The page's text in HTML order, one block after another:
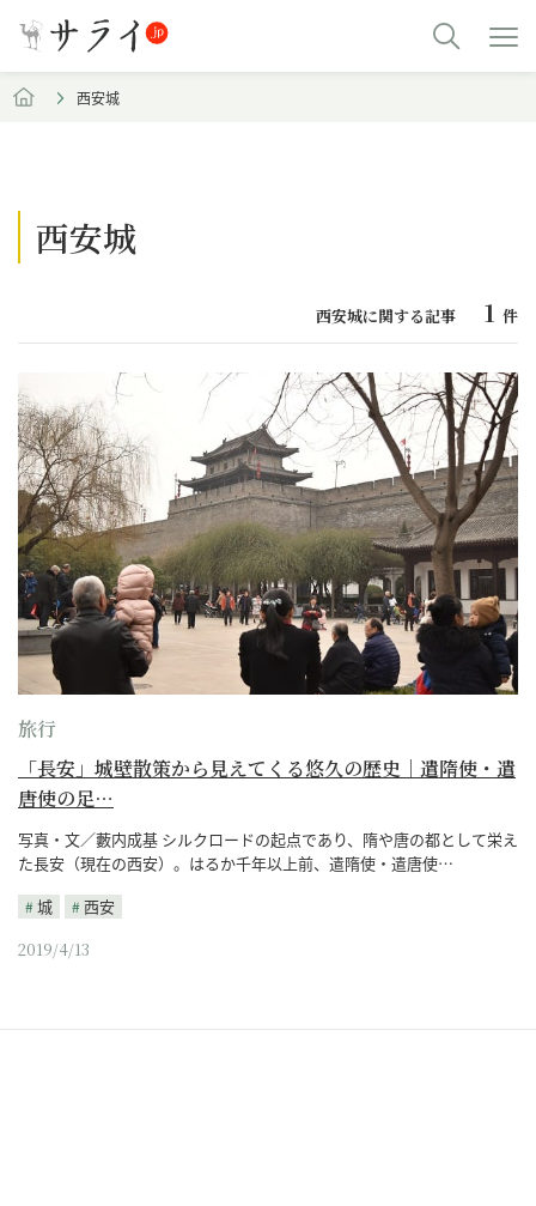
西安城
西安城
西安城に関する記事 1 件
旅行
「長安」城壁散策から見えてくる悠久の歴史｜遣隋使・遣
唐使の足…
写真・文／藪内成基 シルクロードの起点であり、隋や唐の都として栄え
た長安（現在の西安）。はるか千年以上前、遣隋使・遣唐使…
城
西安
2019/4/13